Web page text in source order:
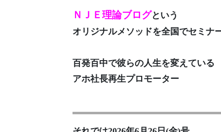
ＮＪＥ理論ブログという
オリジナルメソッドを全国でセミナ
百発百中で彼らの人生を変えている
アホ社長再生プロモーター